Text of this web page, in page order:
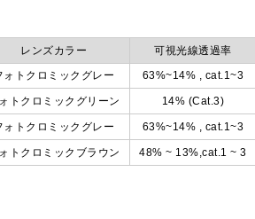
レンズカラー
可視光線透過率
ォトクロミックグレー 63%~14% , cat.1~3
トクロミックグリーン 14% (Cat.3)
ォトクロミックグレー 63%~14% , cat.1~3
トクロミックブラウン 48% ~ 13%,cat.1 ~ 3